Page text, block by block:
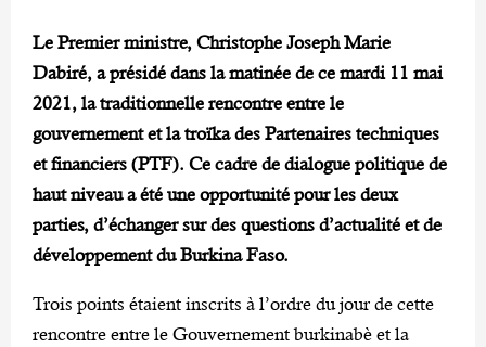
Le Premier ministre, Christophe Joseph Marie
Dabiré, a présidé dans la matinée de ce mardi 11 mai
2021, la traditionnelle rencontre entre le
gouvernement et la troïka des Partenaires techniques
et financiers (PTF). Ce cadre de dialogue politique de
haut niveau a été une opportunité pour les deux
parties, d’échanger sur des questions d’actualité et de
développement du Burkina Faso.
Trois points étaient inscrits à l’ordre du jour de cette
rencontre entre le Gouvernement burkinabè et la